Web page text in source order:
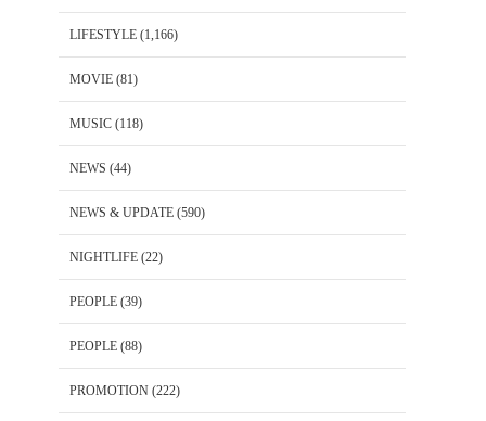
LIFESTYLE (1,166)
MOVIE (81)
MUSIC (118)
NEWS (44)
NEWS & UPDATE (590)
NIGHTLIFE (22)
PEOPLE (39)
PEOPLE (88)
PROMOTION (222)